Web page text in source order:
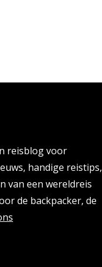
reisblog voor
handige reistips,
van een wereldreis
de backpacker, de